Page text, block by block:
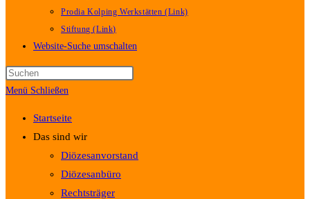
Prodia Kolping Werkstätten (Link)
Stiftung (Link)
Website-Suche umschalten
Menü Schließen
Startseite
Das sind wir
Diözesanvorstand
Diözesanbüro
Rechtsträger